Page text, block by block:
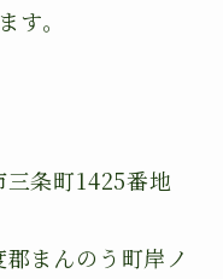
す。
条町1425番地
まんのう町岸ノ